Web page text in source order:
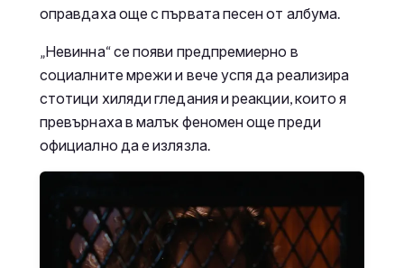
оправдаха още с първата песен от албума.
„Невинна“ се появи предпремиерно в
социалните мрежи и вече успя да реализира
стотици хиляди гледания и реакции, които я
превърнаха в малък феномен още преди
официално да е излязла.